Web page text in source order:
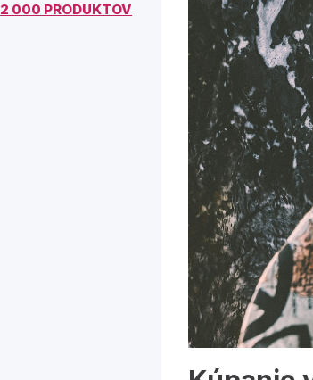
2 000 PRODUKTOV